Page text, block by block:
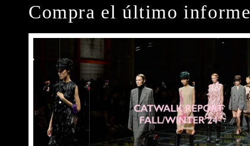
Compra el último informe